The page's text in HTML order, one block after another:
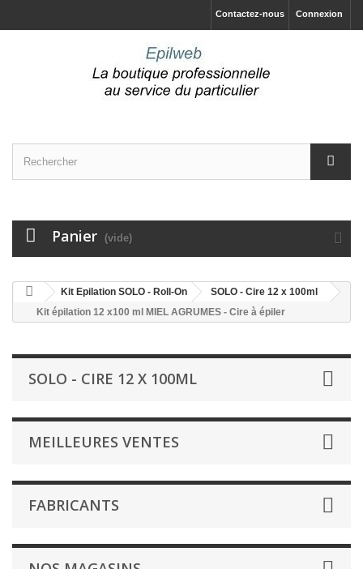
Connexion
Contactez-nous
Panier (vide)
Kit Epilation SOLO - Roll-On
SOLO - Cire 12 x 100ml
Kit épilation 12 x100 ml MIEL AGRUMES - Cire à épiler
SOLO - CIRE 12 X 100ML
MEILLEURES VENTES
FABRICANTS